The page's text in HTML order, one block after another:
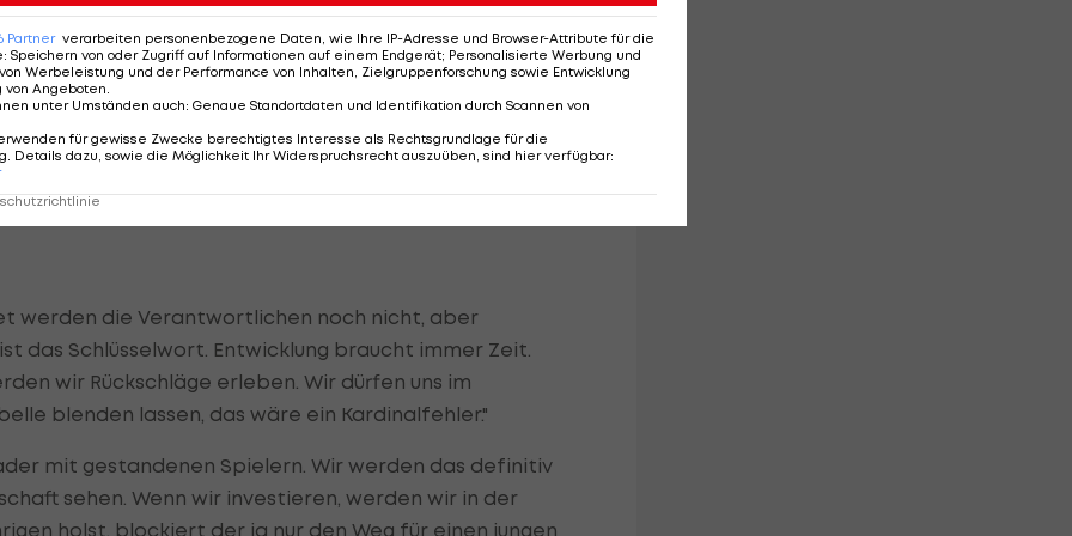
gibt es viele Widerstandskräfte. Den Kampf
hinterfragen."
als neu zu denken. Einen neuen Weg zu gehen, ist
freue mich auf diesen Weg. Es wird kein Stein auf dem
werden die Verantwortlichen noch nicht, aber
das Schlüsselwort. Entwicklung braucht immer Zeit.
wir Rückschläge erleben. Wir dürfen uns im
blenden lassen, das wäre ein Kardinalfehler."
mit gestandenen Spielern. Wir werden das definitiv
sehen. Wenn wir investieren, werden wir in der
holst, blockiert der ja nur den Weg für einen jungen
Partner verarbeiten personenbezogene Daten, wie Ihre IP-Adresse und Browser-Attribute für die
: Speichern von oder Zugriff auf Informationen auf einem Endgerät; Personalisierte Werbung und
Werbeleistung und der Performance von Inhalten, Zielgruppenforschung sowie Entwicklung
von Angeboten.
unter Umständen auch: Genaue Standortdaten und Identifikation durch Scannen von
für gewisse Zwecke berechtigtes Interesse als Rechtsgrundlage für die
Details dazu, sowie die Möglichkeit Ihr Widerspruchsrecht auszuüben, sind hier verfügbar: